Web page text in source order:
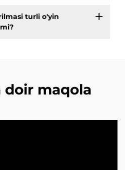
turli o'yin
doir maqola